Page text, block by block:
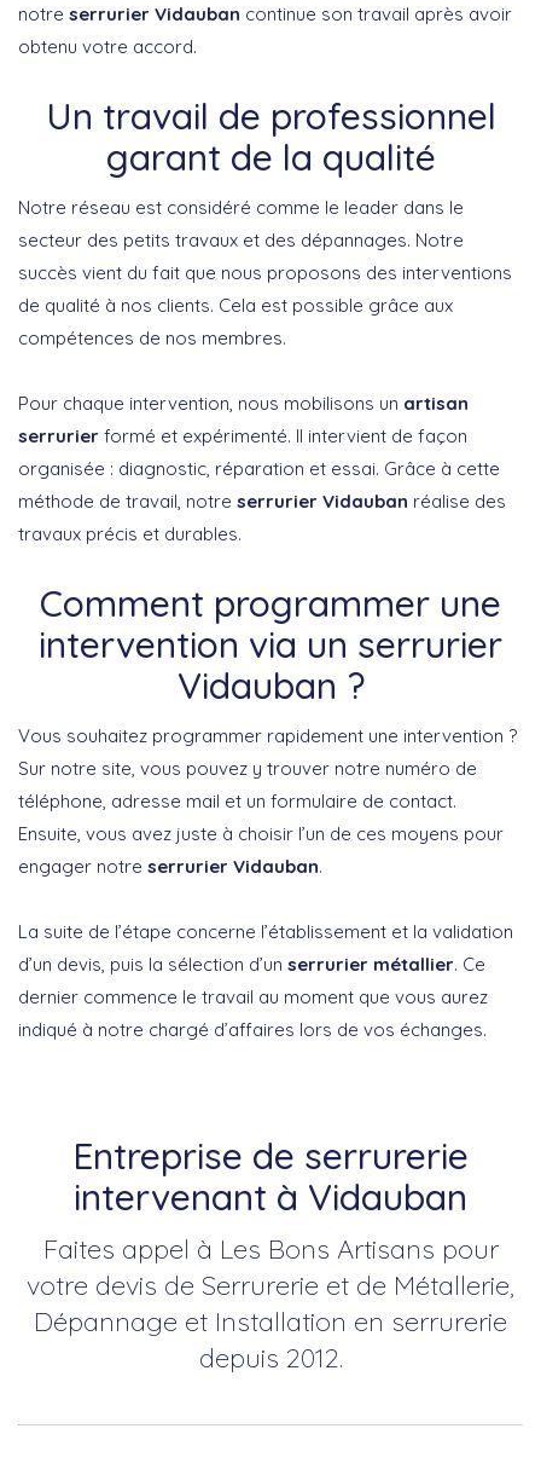
notre serrurier Vidauban continue son travail après avoir
obtenu votre accord.
Un travail de professionnel
garant de la qualité
Notre réseau est considéré comme le leader dans le
secteur des petits travaux et des dépannages. Notre
succès vient du fait que nous proposons des interventions
de qualité à nos clients. Cela est possible grâce aux
compétences de nos membres.
Pour chaque intervention, nous mobilisons un artisan
serrurier formé et expérimenté. Il intervient de façon
organisée : diagnostic, réparation et essai. Grâce à cette
méthode de travail, notre serrurier Vidauban réalise des
travaux précis et durables.
Comment programmer une
intervention via un serrurier
Vidauban ?
Vous souhaitez programmer rapidement une intervention ?
Sur notre site, vous pouvez y trouver notre numéro de
téléphone, adresse mail et un formulaire de contact.
Ensuite, vous avez juste à choisir l’un de ces moyens pour
engager notre serrurier Vidauban.
La suite de l’étape concerne l’établissement et la validation
d’un devis, puis la sélection d’un serrurier métallier. Ce
dernier commence le travail au moment que vous aurez
indiqué à notre chargé d’affaires lors de vos échanges.
Entreprise de serrurerie
intervenant à Vidauban
Faites appel à Les Bons Artisans pour
votre devis de Serrurerie et de Métallerie,
Dépannage et Installation en serrurerie
depuis 2012.